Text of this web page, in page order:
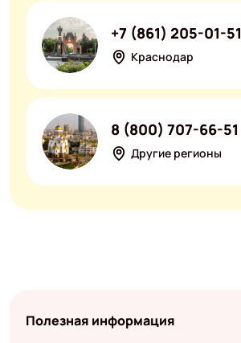
Краснодар
+7 (861) 205-01-51
Другие регионы
8 (800) 707-66-51
Полезная информация